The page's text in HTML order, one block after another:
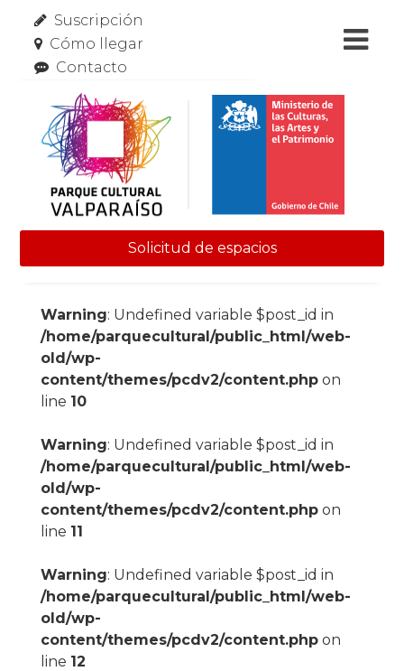
Suscripción
Cómo llegar
Contacto
Solicitud de espacios
Warning: Undefined variable $post_id in
/home/parquecultural/public_html/web-
old/wp-
content/themes/pcdv2/content.phpon
line 10
Warning: Undefined variable $post_id in
/home/parquecultural/public_html/web-
old/wp-
content/themes/pcdv2/content.phpon
line 11
Warning: Undefined variable $post_id in
/home/parquecultural/public_html/web-
old/wp-
content/themes/pcdv2/content.phpon
line 12